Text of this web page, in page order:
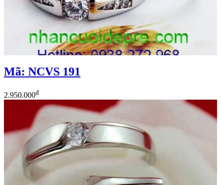
Mã: NCVS 191
2.950.000đ